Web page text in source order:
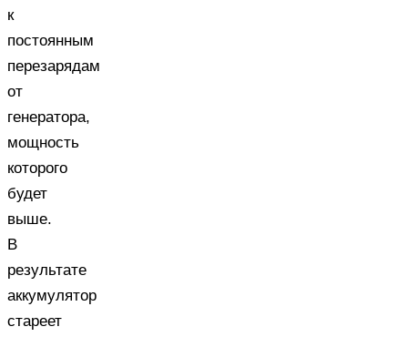
к
постоянным
перезарядам
от
генератора,
мощность
которого
будет
выше.
В
результате
аккумулятор
стареет